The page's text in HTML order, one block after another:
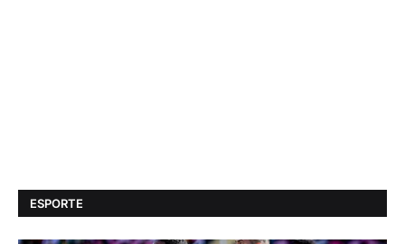
ESPORTE